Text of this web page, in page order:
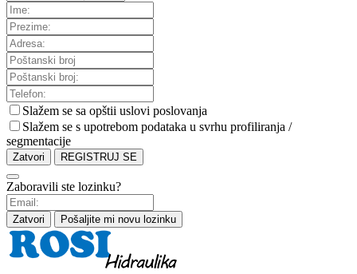
Slažem se sa opštii uslovi poslovanja
Slažem se s upotrebom podataka u svrhu profiliranja /
segmentacije
Zatvori REGISTRUJ SE
Zaboravili ste lozinku?
Zatvori Pošaljite mi novu lozinku